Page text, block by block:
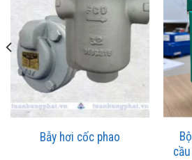
Bẫy hơi cốc phao